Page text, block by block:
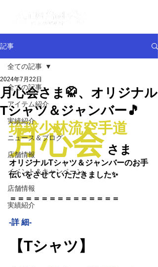
記事
全ての記事
アイテム紹介
実績紹介
ニュース＆ブログ
店舗情報
イベント＆キャンペーン
店舗情報
実績紹介
全ての記事
月心会さま🥋、オリジナル
Tシャツ＆ジャンバー🎵
2024年7月22日
琉球少林流空手道
月心会 さま
オリジナルTシャツ＆ジャンバーのお手
伝いをさせていただきました✨
＝＝＝＝＝＝＝＝＝＝＝＝＝＝
-詳 細-
【Tシャツ】